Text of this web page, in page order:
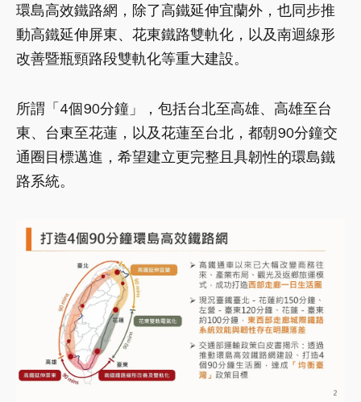
環島高效鐵路網，除了高鐵延伸宜蘭外，也同步推
動高鐵延伸屏東、花東鐵路雙軌化，以及南迴線形
改善暨瓶頸路段雙軌化等重大建設。
所謂「4個90分鐘」，包括台北至高雄、高雄至台
東、台東至花蓮，以及花蓮至台北，都朝90分鐘交
通圈目標邁進，希望建立更完整且具韌性的環島鐵
路系統。